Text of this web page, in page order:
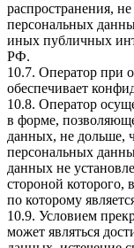
распространения,
персональных
иных публичных
РФ.
10.7. Оператор при
обеспечивает
10.8. Оператор
в форме,
данных, не дольше,
персональных
данных не
стороной которого,
по которому
10.9. Условием
может являться